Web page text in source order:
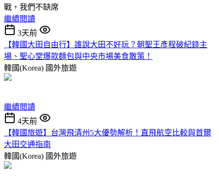
戰，我們不缺席
繼續閱讀
3天前
【韓國大田自由行】誰說大田不好玩？朝聖王彥程破紀錄主
場、聖心堂爆款麵包與中央市場美食散策！
韓國(Korea) 國外旅遊
繼續閱讀
4天前
【韓國旅遊】台灣飛清州5大優勢解析！直飛航空比較與首爾
大田交通指南
韓國(Korea) 國外旅遊